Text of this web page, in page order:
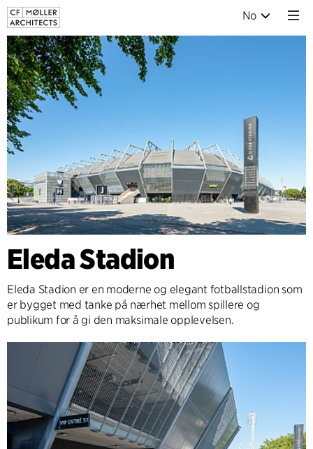
No
Eleda Stadion
Eleda Stadion er en moderne og elegant fotballstadion som
er bygget med tanke på nærhet mellom spillere og
publikum for å gi den maksimale opplevelsen.